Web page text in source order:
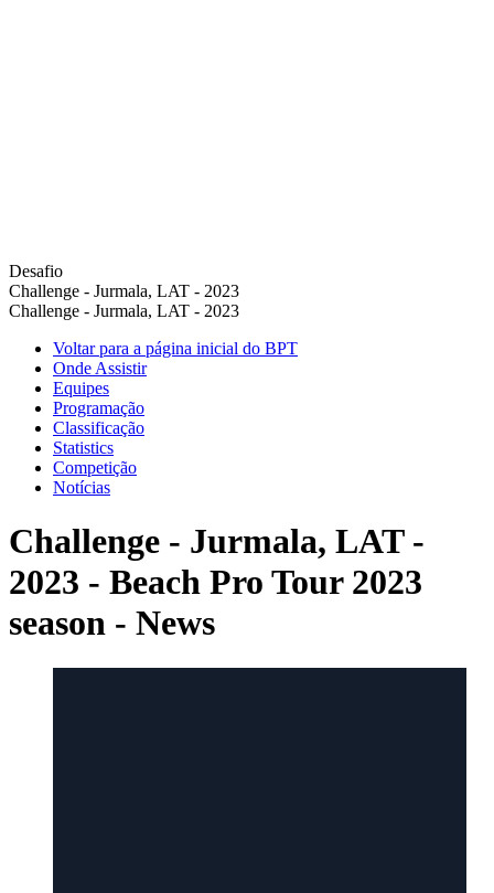
Desafio
Challenge - Jurmala, LAT - 2023
Challenge - Jurmala, LAT - 2023
Voltar para a página inicial do BPT
Onde Assistir
Equipes
Programação
Classificação
Statistics
Competição
Notícias
Challenge - Jurmala, LAT -
2023 - Beach Pro Tour 2023
season - News